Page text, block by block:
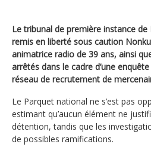
Le tribunal de première instance
remis en liberté sous caution
animatrice radio de 39 ans, ainsi
arrêtés dans le cadre d’une
réseau de recrutement de
Le Parquet national ne s’est pas
estimant qu’aucun élément ne
détention, tandis que les
de possibles ramifications.